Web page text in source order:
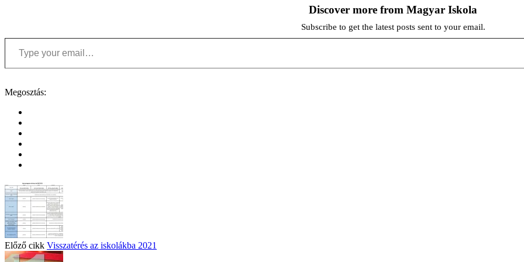
Discover more from Magyar Iskola
Subscribe to get the latest posts sent to your email.
Type your email…
Megosztás:
Előző cikk Visszatérés az iskolákba 2021